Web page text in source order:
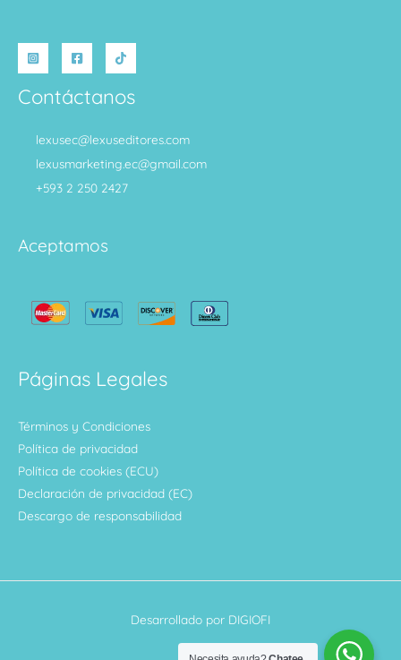
Contáctanos
lexusec@lexuseditores.com
lexusmarketing.ec@gmail.com
+593 2 250 2427
Aceptamos
Páginas Legales
Términos y Condiciones
Política de privacidad
Política de cookies (ECU)
Declaración de privacidad (EC)
Descargo de responsabilidad
Desarrollado por DIGIOFI